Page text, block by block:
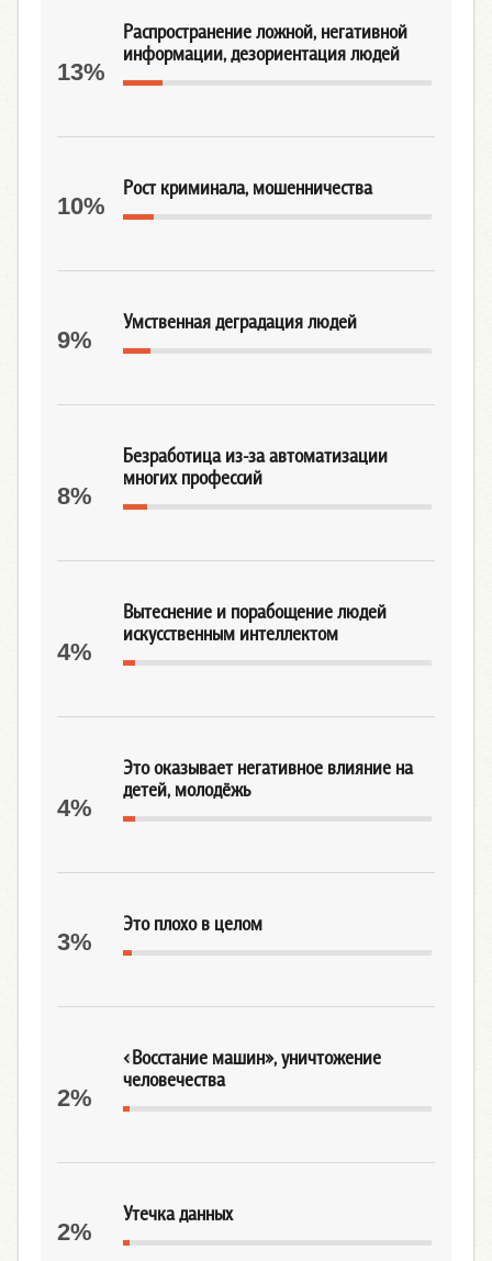
Распространение ложной, негативной
информации, дезориентация людей
13%
Рост криминала, мошенничества
10%
Умственная деградация людей
9%
Безработица из-за автоматизации
многих профессий
8%
Вытеснение и порабощение людей
искусственным интеллектом
4%
Это оказывает негативное влияние на
детей, молодёжь
4%
Это плохо в целом
3%
«Восстание машин», уничтожение
человечества
2%
Утечка данных
2%